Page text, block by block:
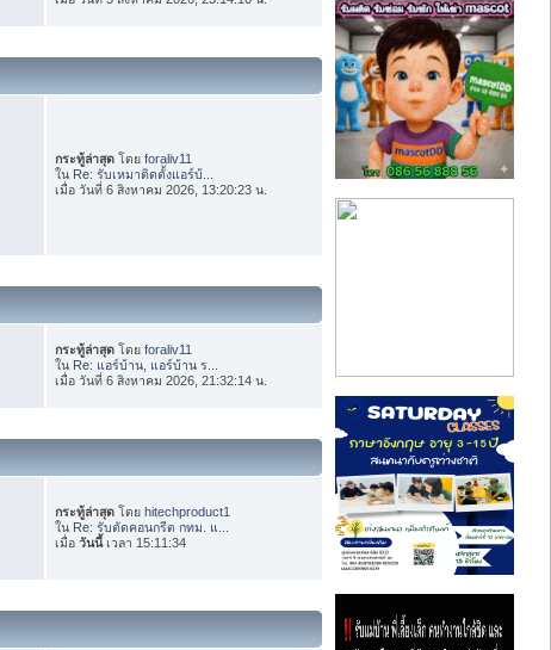
กระทู้ล่าสุด โดยforaliv11
ใน Re: รับเหมาติดตั้งแอร์บ้...
เมื่อ วันที่ 6 สิงหาคม 2026, 13:20:23 น.
กระทู้ล่าสุด โดยforaliv11
ใน Re: แอร์บ้าน, แอร์บ้าน ร...
เมื่อ วันที่ 6 สิงหาคม 2026, 21:32:14 น.
กระทู้ล่าสุด โดยhitechproduct1
ใน Re: รับตัดคอนกรีต กทม. แ...
เมื่อวันนี้เวลา 15:11:34